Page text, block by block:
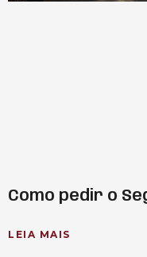
Como pedir o
LEIA MAIS